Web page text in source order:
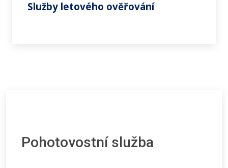
Služby letového ověřování
Pohotovostní služba